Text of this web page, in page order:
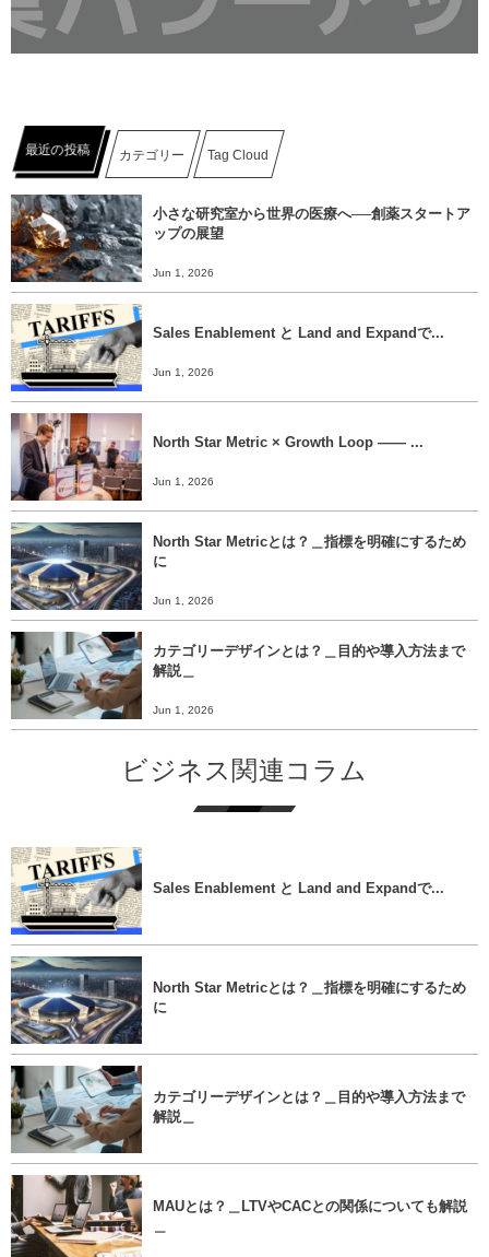
最近の投稿 カテゴリー Tag Cloud
小さな研究室から世界の医療へ──創薬スタートア
ップの展望
Jun 1, 2026
Sales Enablement と Land and Expandで...
Jun 1, 2026
North Star Metric × Growth Loop ―― ...
Jun 1, 2026
North Star Metricとは？＿指標を明確にするため
に
Jun 1, 2026
カテゴリーデザインとは？＿目的や導入方法まで
解説＿
Jun 1, 2026
ビジネス関連コラム
Sales Enablement と Land and Expandで...
North Star Metricとは？＿指標を明確にするため
に
カテゴリーデザインとは？＿目的や導入方法まで
解説＿
MAUとは？＿LTVやCACとの関係についても解説